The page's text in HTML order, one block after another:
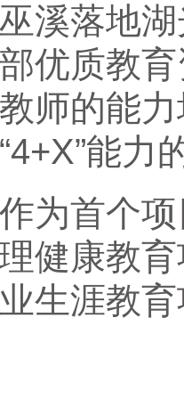
溪落地
优质教
师的能
能力
为首个
健康教
生涯教